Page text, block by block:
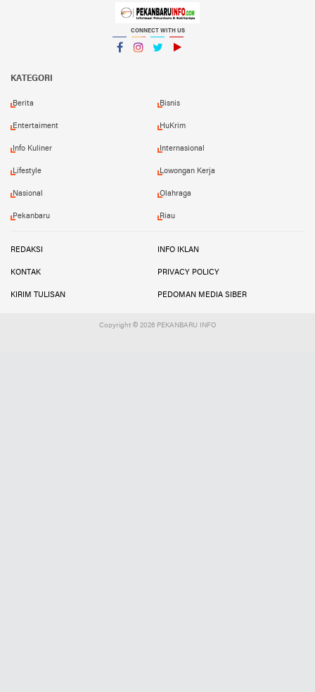
CONNECT WITH US
KATEGORI
Berita Bisnis
Entertaiment HuKrim
Info Kuliner Internasional
Lifestyle Lowongan Kerja
Nasional Olahraga
Pekanbaru Riau
REDAKSI INFO IKLAN
KONTAK PRIVACY POLICY
KIRIM TULISAN PEDOMAN MEDIA SIBER
Copyright © 2026 PEKANBARU INFO